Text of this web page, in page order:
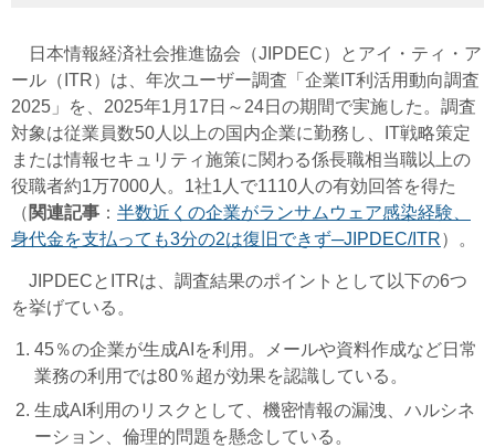
日本情報経済社会推進協会（JIPDEC）とアイ・ティ・ア
ール（ITR）は、年次ユーザー調査「企業IT利活用動向調査
2025」を、2025年1月17日～24日の期間で実施した。調査
対象は従業員数50人以上の国内企業に勤務し、IT戦略策定
または情報セキュリティ施策に関わる係長職相当職以上の
役職者約1万7000人。1社1人で1110人の有効回答を得た
（ 関連記事 ： 半数近くの企業がランサムウェア感染経験、
身代金を支払っても3分の2は復旧できず─JIPDEC/ITR）。
JIPDECとITRは、調査結果のポイントとして以下の6つ
を挙げている。
45％の企業が生成AIを利用。メールや資料作成など日常
業務の利用では80％超が効果を認識している。
生成AI利用のリスクとして、機密情報の漏洩、ハルシネ
ーション、倫理的問題を懸念している。